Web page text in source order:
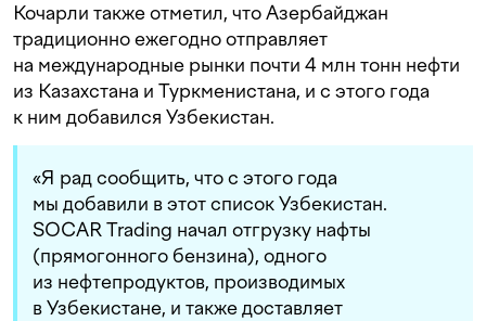
Кочарли также отметил, что Азербайджан
традиционно ежегодно отправляет
на международные рынки почти 4 млн тонн нефти
из Казахстана и Туркменистана, и с этого года
к ним добавился Узбекистан.
«Я рад сообщить, что с этого года
мы добавили в этот список Узбекистан.
SOCAR Trading начал отгрузку нафты
(прямогонного бензина), одного
из нефтепродуктов, производимых
в Узбекистане, и также доставляет